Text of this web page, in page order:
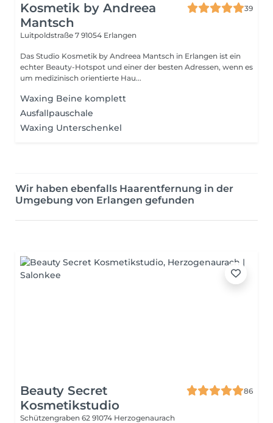
Kosmetik by Andreea
Mantsch
39
Luitpoldstraße 7 91054 Erlangen
Das Studio Kosmetik by Andreea Mantsch in Erlangen ist ein
echter Beauty-Hotspot und einer der besten Adressen, wenn es
um medizinisch orientierte Hau...
Waxing Beine komplett
Ausfallpauschale
Waxing Unterschenkel
Wir haben ebenfalls Haarentfernung in der
Umgebung von Erlangen gefunden
Beauty Secret
Kosmetikstudio
86
Schützengraben 62 91074 Herzogenaurach